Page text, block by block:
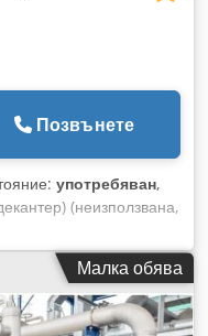
Позвънете
употребяван,
(неизползвана,
система за
на отпадъчни
Проектирана за
биологични утайки,
Малка обява